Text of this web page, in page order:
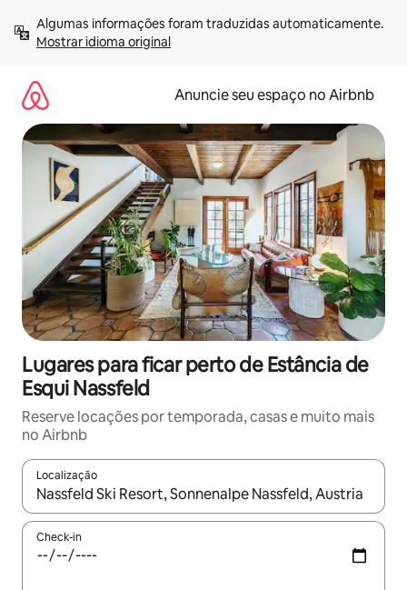
para
Mostrar idioma original
Anuncie seu espaço no Airbnb
Lugares para ficar perto de Estância de
Esqui Nassfeld
Reserve locações por temporada, casas e muito mais
no Airbnb
Localização
Quando os resultados estiverem disponíveis, explore-os
Check-in